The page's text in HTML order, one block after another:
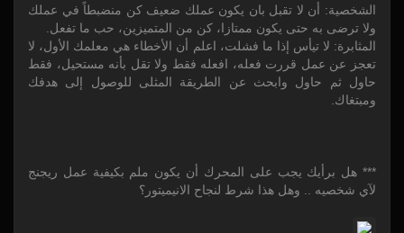
الشخصية: أن لا تقبل بان يكون عملك ضعيف كن منضبطاً في عملك
ولا ترضى به حتى يكون ممتازا، كن من المتميزين، حب ما تفعل.
المثابرة: لا تيأس إذا ما فشلت، اعلم أن الأخطاء هي معلمك الأول، لا
تعجز عن عمل قررت فعله، افعله فقط ولا تقل بأنه مستحيل، فقط
حاول ثم حاول وابحث عن الطريقة المثلى للوصول إلى هدفك
ومبتغاك.
*** هل برأيك يجب على المحرك أن يكون ملم بكيفية عمل ريجنج
لآي شخصيه .. وهل هذا شرط لنجاح الانيميتور؟